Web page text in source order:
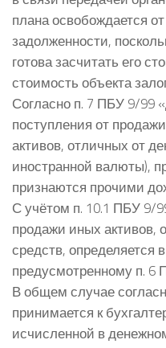
плана освобождается
задолженности,
готова засчитать его
стоимость объекта
Согласно п. 7 ПБУ 9/99
поступления от
активов, отличных от
иностранной валюты),
признаются прочими
С учётом п. 10.1 ПБУ 9/
продажи иных активов,
средств, определяется
предусмотренному п. 6
В общем случае
принимается к
исчисленной в